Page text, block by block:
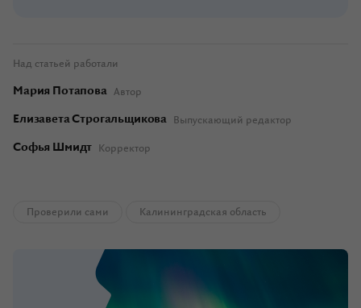
Над статьей работали
Мария Потапова Автор
Елизавета Строгальщикова Выпускающий редактор
Софья Шмидт Корректор
Проверили сами Калининградская область